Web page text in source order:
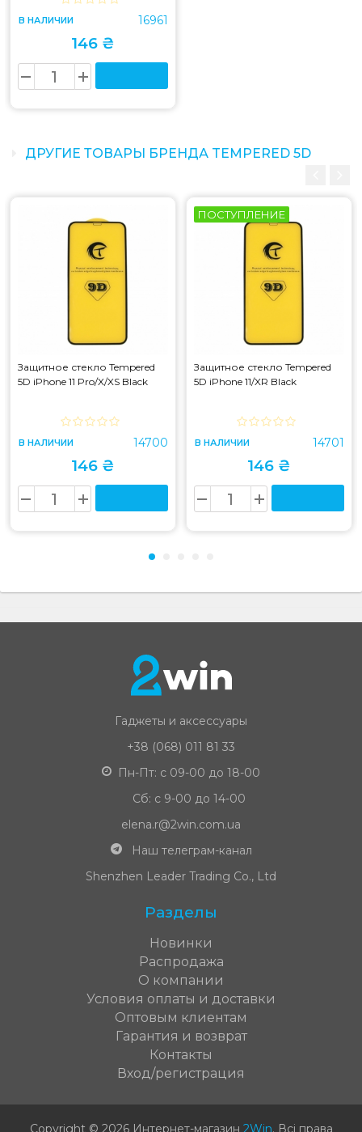
В НАЛИЧИИ 16961
146 ₴
ДРУГИЕ ТОВАРЫ БРЕНДА TEMPERED 5D
Защитное стекло Tempered
5D iPhone 11 Pro/X/XS Black
В НАЛИЧИИ 14700
146 ₴
ПОСТУПЛЕНИЕ
Защитное стекло Tempered
5D iPhone 11/XR Black
В НАЛИЧИИ 14701
146 ₴
Гаджеты и аксессуары
+38 (068) 011 81 33
Пн-Пт: с 09-00 до 18-00
Сб: с 9-00 до 14-00
elena.r@2win.com.ua
Наш телеграм-канал
Shenzhen Leader Trading Co., Ltd
Разделы
Новинки
Распродажа
О компании
Условия оплаты и доставки
Оптовым клиентам
Гарантия и возврат
Контакты
Вход/регистрация
Copyright © 2026 Интернет-магазин 2Win. Всі права